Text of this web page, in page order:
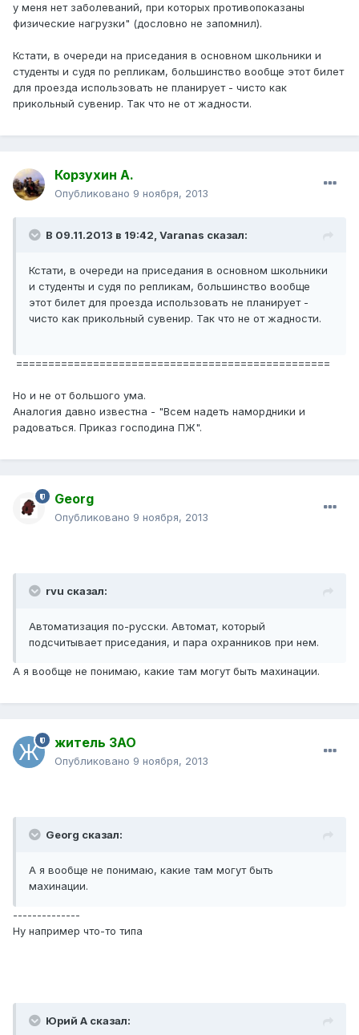
у меня нет заболеваний, при которых противопоказаны
физические нагрузки" (дословно не запомнил).
Кстати, в очереди на приседания в основном школьники и
студенты и судя по репликам, большинство вообще этот билет
для проезда использовать не планирует - чисто как
прикольный сувенир. Так что не от жадности.
Корзухин А.
Опубликовано 9 ноября, 2013
В 09.11.2013 в 19:42, Varanas сказал:
Кстати, в очереди на приседания в основном школьники
и студенты и судя по репликам, большинство вообще
этот билет для проезда использовать не планирует -
чисто как прикольный сувенир. Так что не от жадности.
=================================================
Но и не от большого ума.
Аналогия давно известна - "Всем надеть намордники и
радоваться. Приказ господина ПЖ".
Georg
Опубликовано 9 ноября, 2013
rvu сказал:
Автоматизация по-русски. Автомат, который
подсчитывает приседания, и пара охранников при нем.
А я вообще не понимаю, какие там могут быть махинации.
житель ЗАО
Опубликовано 9 ноября, 2013
Georg сказал:
А я вообще не понимаю, какие там могут быть
махинации.
--------------
Ну например что-то типа
Юрий А сказал: